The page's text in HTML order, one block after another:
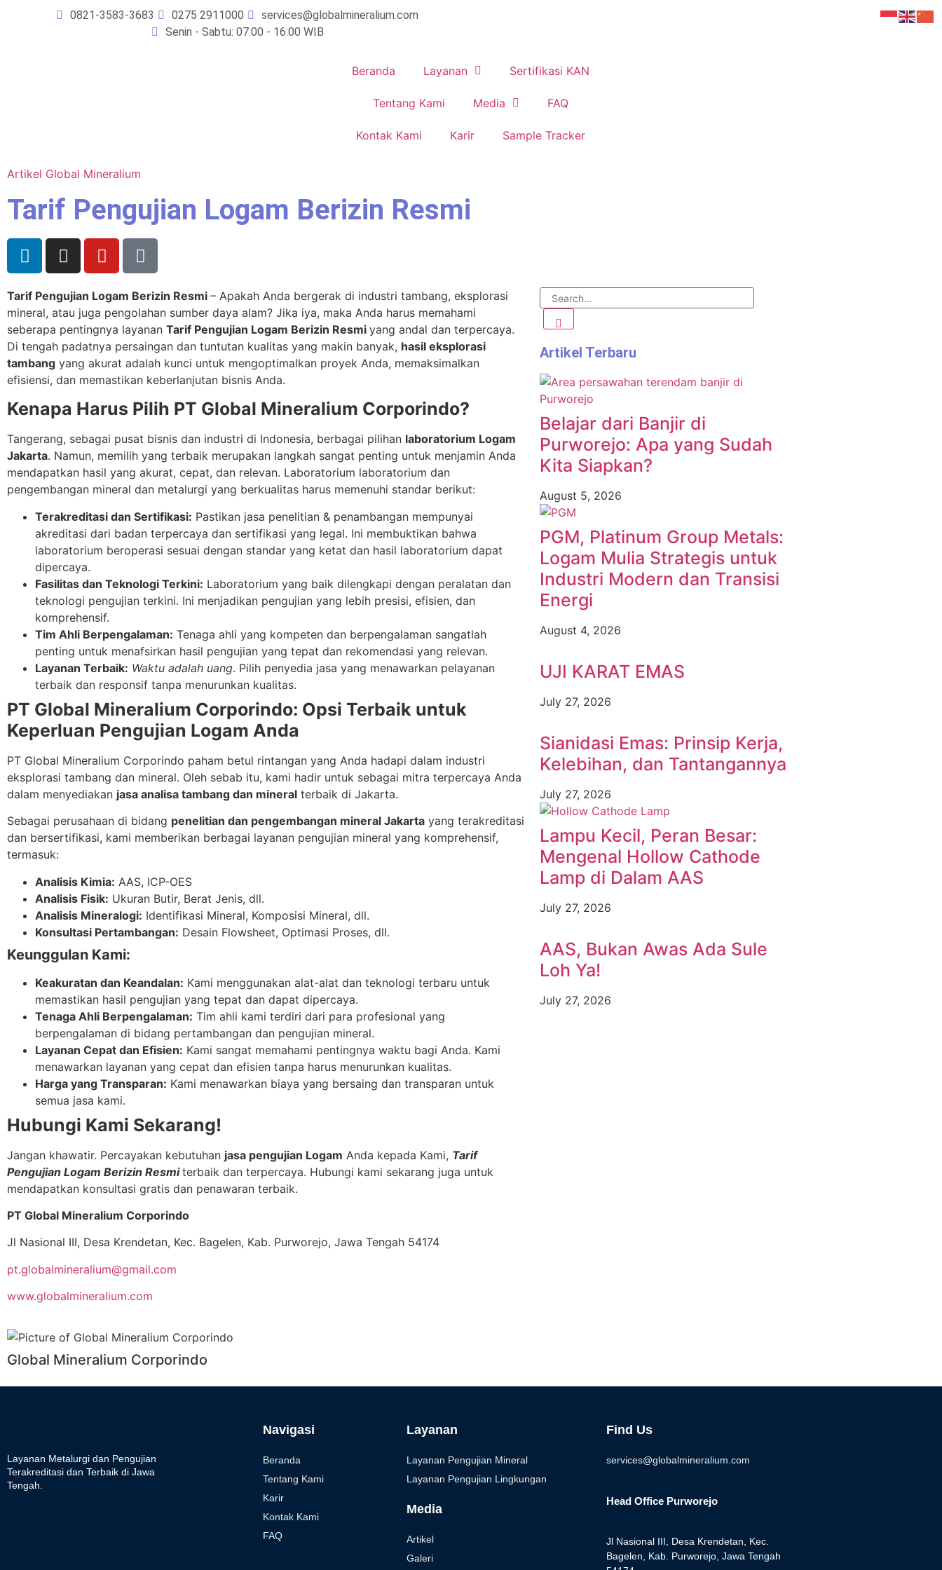
0821-3583-3683 0275 2911000
services@globalmineralium.com
Senin - Sabtu: 07:00 - 16:00 WIB
Beranda Layanan Sertifikasi KAN
Tentang Kami Media FAQ
Kontak Kami Karir Sample Tracker
Artikel Global Mineralium
Tarif Pengujian Logam Berizin Resmi
Tarif Pengujian Logam Berizin Resmi – Apakah Anda bergerak di industri tambang, eksplorasi
mineral, atau juga pengolahan sumber daya alam? Jika iya, maka Anda harus memahami
seberapa pentingnya layanan Tarif Pengujian Logam Berizin Resmi yang andal dan terpercaya.
Di tengah padatnya persaingan dan tuntutan kualitas yang makin banyak, hasil eksplorasi
tambang yang akurat adalah kunci untuk mengoptimalkan proyek Anda, memaksimalkan
efisiensi, dan memastikan keberlanjutan bisnis Anda.
Kenapa Harus Pilih PT Global Mineralium Corporindo?
Tangerang, sebagai pusat bisnis dan industri di Indonesia, berbagai pilihan laboratorium Logam
Jakarta. Namun, memilih yang terbaik merupakan langkah sangat penting untuk menjamin Anda
mendapatkan hasil yang akurat, cepat, dan relevan. Laboratorium laboratorium dan
pengembangan mineral dan metalurgi yang berkualitas harus memenuhi standar berikut:
Terakreditasi dan Sertifikasi: Pastikan jasa penelitian & penambangan mempunyai
akreditasi dari badan terpercaya dan sertifikasi yang legal. Ini membuktikan bahwa
laboratorium beroperasi sesuai dengan standar yang ketat dan hasil laboratorium dapat
dipercaya.
Fasilitas dan Teknologi Terkini: Laboratorium yang baik dilengkapi dengan peralatan dan
teknologi pengujian terkini. Ini menjadikan pengujian yang lebih presisi, efisien, dan
komprehensif.
Tim Ahli Berpengalaman: Tenaga ahli yang kompeten dan berpengalaman sangatlah
penting untuk menafsirkan hasil pengujian yang tepat dan rekomendasi yang relevan.
Layanan Terbaik: Waktu adalah uang. Pilih penyedia jasa yang menawarkan pelayanan
terbaik dan responsif tanpa menurunkan kualitas.
PT Global Mineralium Corporindo: Opsi Terbaik untuk
Keperluan Pengujian Logam Anda
PT Global Mineralium Corporindo paham betul rintangan yang Anda hadapi dalam industri
eksplorasi tambang dan mineral. Oleh sebab itu, kami hadir untuk sebagai mitra terpercaya Anda
dalam menyediakan jasa analisa tambang dan mineral terbaik di Jakarta.
Sebagai perusahaan di bidang penelitian dan pengembangan mineral Jakarta yang terakreditasi
dan bersertifikasi, kami memberikan berbagai layanan pengujian mineral yang komprehensif,
termasuk:
Analisis Kimia: AAS, ICP-OES
Analisis Fisik: Ukuran Butir, Berat Jenis, dll.
Analisis Mineralogi: Identifikasi Mineral, Komposisi Mineral, dll.
Konsultasi Pertambangan: Desain Flowsheet, Optimasi Proses, dll.
Keunggulan Kami:
Keakuratan dan Keandalan: Kami menggunakan alat-alat dan teknologi terbaru untuk
memastikan hasil pengujian yang tepat dan dapat dipercaya.
Tenaga Ahli Berpengalaman: Tim ahli kami terdiri dari para profesional yang
berpengalaman di bidang pertambangan dan pengujian mineral.
Layanan Cepat dan Efisien: Kami sangat memahami pentingnya waktu bagi Anda. Kami
menawarkan layanan yang cepat dan efisien tanpa harus menurunkan kualitas.
Harga yang Transparan: Kami menawarkan biaya yang bersaing dan transparan untuk
semua jasa kami.
Hubungi Kami Sekarang!
Jangan khawatir. Percayakan kebutuhan jasa pengujian Logam Anda kepada Kami, Tarif
Pengujian Logam Berizin Resmiterbaik dan terpercaya. Hubungi kami sekarang juga untuk
mendapatkan konsultasi gratis dan penawaran terbaik.
PT Global Mineralium Corporindo
Jl Nasional III, Desa Krendetan, Kec. Bagelen, Kab. Purworejo, Jawa Tengah 54174
pt.globalmineralium@gmail.com
www.globalmineralium.com
Global Mineralium Corporindo
Artikel Terbaru
Belajar dari Banjir di
Purworejo: Apa yang Sudah
Kita Siapkan?
August 5, 2026
PGM, Platinum Group Metals:
Logam Mulia Strategis untuk
Industri Modern dan Transisi
Energi
August 4, 2026
UJI KARAT EMAS
July 27, 2026
Sianidasi Emas: Prinsip Kerja,
Kelebihan, dan Tantangannya
July 27, 2026
Lampu Kecil, Peran Besar:
Mengenal Hollow Cathode
Lamp di Dalam AAS
July 27, 2026
AAS, Bukan Awas Ada Sule
Loh Ya!
July 27, 2026
Layanan Metalurgi dan Pengujian
Terakreditasi dan Terbaik di Jawa
Tengah.
Navigasi
Beranda
Tentang Kami
Karir
Kontak Kami
FAQ
Layanan
Layanan Pengujian Mineral
Layanan Pengujian Lingkungan
Media
Artikel
Galeri
Find Us
services@globalmineralium.com
Head Office Purworejo
Jl Nasional III, Desa Krendetan, Kec.
Bagelen, Kab. Purworejo, Jawa Tengah